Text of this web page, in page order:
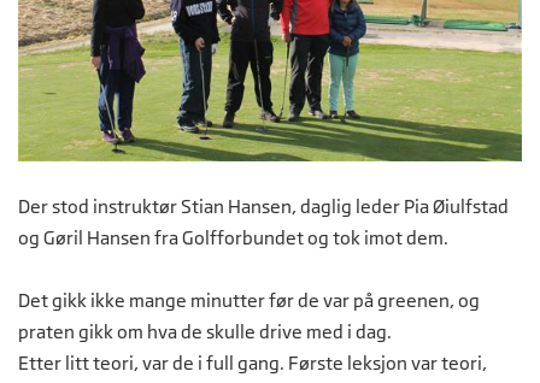
Der stod instruktør Stian Hansen, daglig leder Pia Øiulfstad
og Gøril Hansen fra Golfforbundet og tok imot dem.
Det gikk ikke mange minutter før de var på greenen, og
praten gikk om hva de skulle drive med i dag.
Etter litt teori, var de i full gang. Første leksjon var teori,